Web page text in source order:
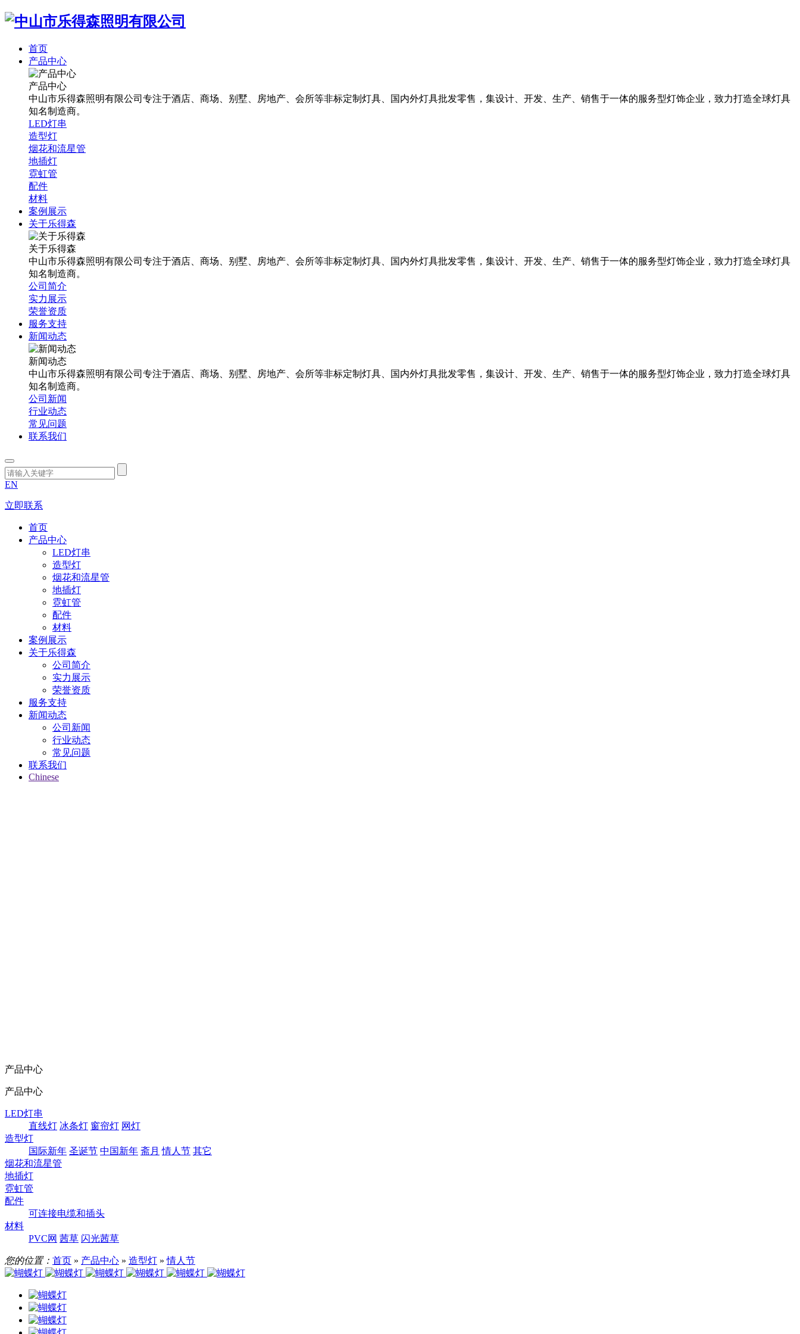
首页
产品中心
产品中心
中山市乐得森照明有限公司专注于酒店、商场、别墅、房地产、会所等非标定制灯具、国内外灯具批发零售，集设计、开发、生产、销售于一体的服务型灯饰企业，致力打造全球灯具
知名制造商。
LED灯串
造型灯
烟花和流星管
地插灯
霓虹管
配件
材料
案例展示
关于乐得森
关于乐得森
中山市乐得森照明有限公司专注于酒店、商场、别墅、房地产、会所等非标定制灯具、国内外灯具批发零售，集设计、开发、生产、销售于一体的服务型灯饰企业，致力打造全球灯具
知名制造商。
公司简介
实力展示
荣誉资质
服务支持
新闻动态
新闻动态
中山市乐得森照明有限公司专注于酒店、商场、别墅、房地产、会所等非标定制灯具、国内外灯具批发零售，集设计、开发、生产、销售于一体的服务型灯饰企业，致力打造全球灯具
知名制造商。
公司新闻
行业动态
常见问题
联系我们
EN
立即联系
首页
产品中心
LED灯串
造型灯
烟花和流星管
地插灯
霓虹管
配件
材料
案例展示
关于乐得森
公司简介
实力展示
荣誉资质
服务支持
新闻动态
公司新闻
行业动态
常见问题
联系我们
Chinese
产品中心
产品中心
LED灯串
直线灯 冰条灯 窗帘灯 网灯
造型灯
国际新年 圣诞节 中国新年 斋月 情人节 其它
烟花和流星管
地插灯
霓虹管
配件
可连接电缆和插头
材料
PVC网 茜草 闪光茜草
您的位置： 首页 » 产品中心 » 造型灯 »情人节